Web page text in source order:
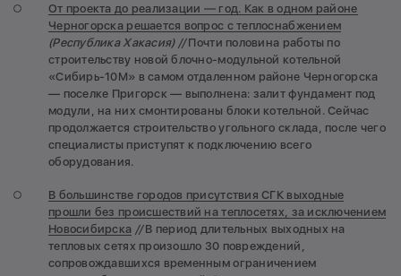
От проекта до реализации ― год. Как в одном районе
Черногорска решается вопрос с теплоснабжением
(Республика Хакасия) //Почти половина работы по
строительству новой блочно-модульной котельной
«Сибирь-10М» в самом отдаленном районе Черногорска
— поселке Пригорск — выполнена: залит фундамент под
модули, на них смонтированы блоки котельной. Сейчас
продолжается строительство угольного склада, после чего
специалисты приступят к подключению всего
оборудования.
В большинстве городов присутствия СГК выходные
прошли без происшествий на теплосетях, за исключением
Новосибирска //В период длительных выходных на
тепловых сетях произошло 30 повреждений,
сопровождавшихся временным ограничением